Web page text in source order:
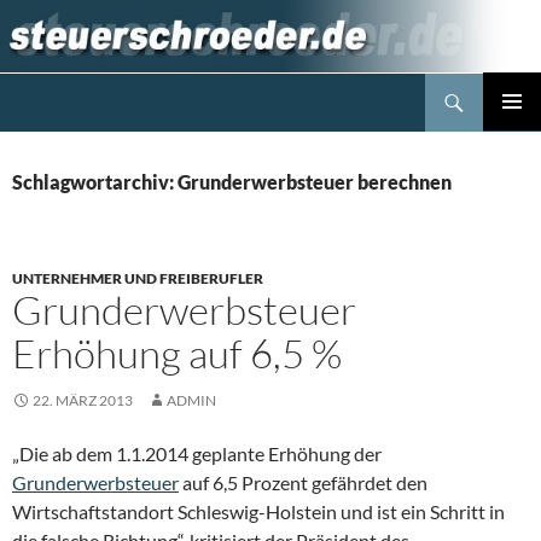
Inhalt
springen
Schlagwortarchiv: Grunderwerbsteuer berechnen
UNTERNEHMER UND FREIBERUFLER
Grunderwerbsteuer
Erhöhung auf 6,5 %
22. MÄRZ 2013 ADMIN
„Die ab dem 1.1.2014 geplante Erhöhung der
Grunderwerbsteuerauf 6,5 Prozent gefährdet den
Wirtschaftstandort Schleswig-Holstein und ist ein Schritt in